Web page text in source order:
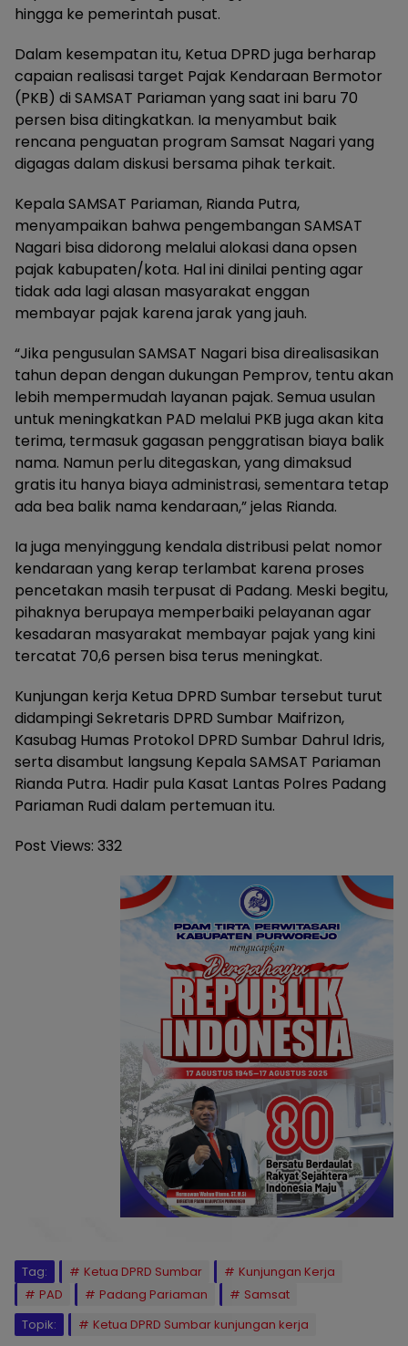
hingga ke pemerintah pusat.
Dalam kesempatan itu, Ketua DPRD juga berharap
capaian realisasi target Pajak Kendaraan Bermotor
(PKB) di SAMSAT Pariaman yang saat ini baru 70
persen bisa ditingkatkan. Ia menyambut baik
rencana penguatan program Samsat Nagari yang
digagas dalam diskusi bersama pihak terkait.
Kepala SAMSAT Pariaman, Rianda Putra,
menyampaikan bahwa pengembangan SAMSAT
Nagari bisa didorong melalui alokasi dana opsen
pajak kabupaten/kota. Hal ini dinilai penting agar
tidak ada lagi alasan masyarakat enggan
membayar pajak karena jarak yang jauh.
“Jika pengusulan SAMSAT Nagari bisa direalisasikan
tahun depan dengan dukungan Pemprov, tentu akan
lebih mempermudah layanan pajak. Semua usulan
untuk meningkatkan PAD melalui PKB juga akan kita
terima, termasuk gagasan penggratisan biaya balik
nama. Namun perlu ditegaskan, yang dimaksud
gratis itu hanya biaya administrasi, sementara tetap
ada bea balik nama kendaraan,” jelas Rianda.
Ia juga menyinggung kendala distribusi pelat nomor
kendaraan yang kerap terlambat karena proses
pencetakan masih terpusat di Padang. Meski begitu,
pihaknya berupaya memperbaiki pelayanan agar
kesadaran masyarakat membayar pajak yang kini
tercatat 70,6 persen bisa terus meningkat.
Kunjungan kerja Ketua DPRD Sumbar tersebut turut
didampingi Sekretaris DPRD Sumbar Maifrizon,
Kasubag Humas Protokol DPRD Sumbar Dahrul Idris,
serta disambut langsung Kepala SAMSAT Pariaman
Rianda Putra. Hadir pula Kasat Lantas Polres Padang
Pariaman Rudi dalam pertemuan itu.
Post Views: 332
Tag: Ketua DPRD Sumbar
Kunjungan Kerja
PAD
Padang Pariaman
Samsat
Topik:
Ketua DPRD Sumbar kunjungan kerja